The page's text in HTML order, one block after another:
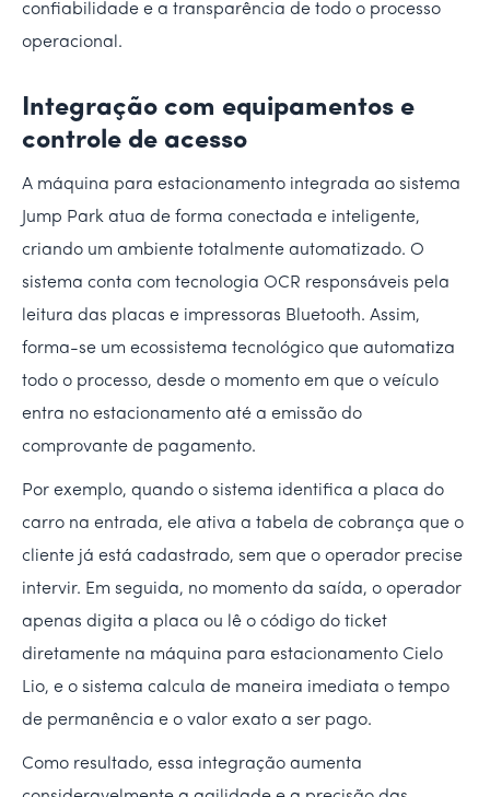
confiabilidade e a transparência de todo o processo
operacional.
Integração com equipamentos e
controle de acesso
A máquina para estacionamento integrada ao sistema
Jump Park atua de forma conectada e inteligente,
criando um ambiente totalmente automatizado. O
sistema conta com tecnologia OCR responsáveis pela
leitura das placas e impressoras Bluetooth. Assim,
forma-se um ecossistema tecnológico que automatiza
todo o processo, desde o momento em que o veículo
entra no estacionamento até a emissão do
comprovante de pagamento.
Por exemplo, quando o sistema identifica a placa do
carro na entrada, ele ativa a tabela de cobrança que o
cliente já está cadastrado, sem que o operador precise
intervir. Em seguida, no momento da saída, o operador
apenas digita a placa ou lê o código do ticket
diretamente na máquina para estacionamento Cielo
Lio, e o sistema calcula de maneira imediata o tempo
de permanência e o valor exato a ser pago.
Como resultado, essa integração aumenta